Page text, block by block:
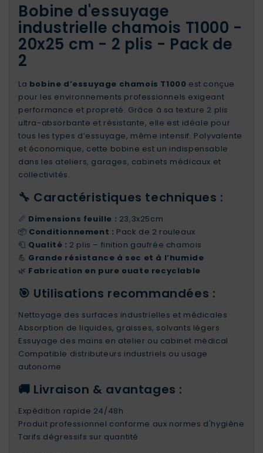
Bobine d'essuyage
industrielle chamois T1000 -
20x25 cm - 2 plis - Pack de
2
La bobine d’essuyage chamois T1000 est conçue
pour les environnements professionnels exigeant
performance et propreté. Grâce à sa texture 2 plis
ultra-absorbante et résistante, elle est idéale pour
tous les types d’essuyage, même intensif. Polyvalente
et économique, cette bobine est un indispensable
dans les ateliers, garages, cabinets médicaux et
collectivités.
🔧 Caractéristiques techniques :
📏 Dimensions feuille : 23,3x25cm
📦 Conditionnement : Pack de 2 rouleaux
🧻 Qualité : 2 plis – finition gaufrée chamois
💪 Grande résistance à sec et à l’humide
🌿 Fabrication en pure ouate recyclable
🎯 Utilisations recommandées :
Nettoyage des surfaces industrielles et médicales
Absorption de liquides, graisses, solvants légers
Essuyage des mains en atelier ou cabinet médical
Compatible distributeurs industriels ou usage
autonome
🚚 Livraison & avantages :
Expédition rapide 24/48h
Produit professionnel conforme aux normes d'hygiène
Tarifs dégressifs sur quantité